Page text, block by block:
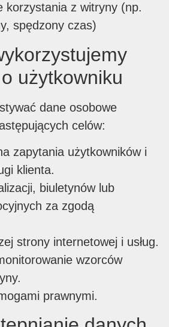
korzystania z witryny (np.
spędzony czas)
użytkowniku
dane osobowe
celów:
zapytania użytkowników i
klienta.
biuletynów lub
za zgodą
strony internetowej i usług.
wzorców
prawnymi.